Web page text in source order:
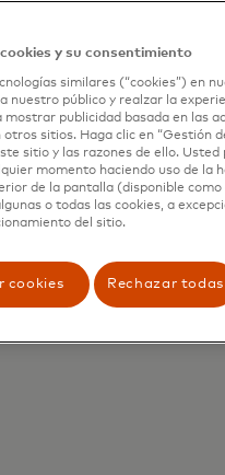
y su consentimiento
similares (“cookies”) en
nuestro público y realzar la
mostrar publicidad basada en las
sitios. Haga clic en “Gestión
sitio y las razones de ello.
momento haciendo uso de la
de la pantalla (disponible
o todas las cookies, a
del sitio.
cookies Rechazar todas